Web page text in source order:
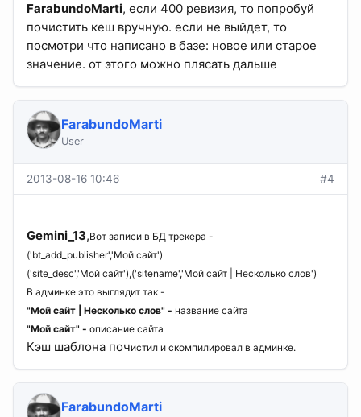
FarabundoMarti, если 400 ревизия, то попробуй
почистить кеш вручную. если не выйдет, то
посмотри что написано в базе: новое или старое
значение. от этого можно плясать дальше
FarabundoMarti
User
2013-08-16 10:46 #4
Gemini_13,Вот записи в БД трекера -
('bt_add_publisher','Мой сайт')
('site_desc','Мой сайт'),('sitename','Мой сайт | Несколько слов')
В админке это выглядит так -
"Мой сайт | Несколько слов" - название сайта
"Мой сайт" - описание сайта
Кэш шаблона почистил и скомпилировал в админке.
FarabundoMarti